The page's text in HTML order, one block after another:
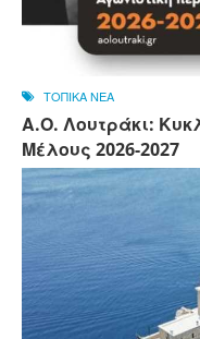
ΤΟΠΙΚΑ ΝΕΑ
Α.Ο. Λουτράκι:
Μέλους 2026-2027